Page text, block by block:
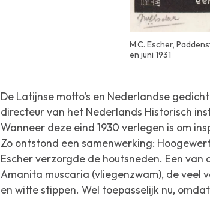
M.C. Escher,
en juni 1931
De Latijnse motto's en Nederlandse
directeur van het Nederlands Historisch
Wanneer deze eind 1930 verlegen is om
Zo ontstond een samenwerking:
Escher verzorgde de houtsneden. Een van
Amanita muscaria (vliegenzwam), de veel
en witte stippen. Wel toepasselijk nu,